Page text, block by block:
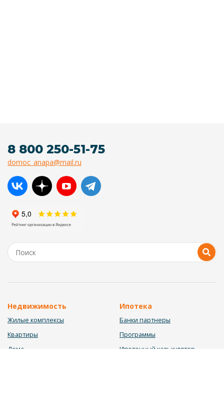
8 800 250-51-75
domoc_anapa@mail.ru
Недвижимость
Жилые комплексы
Квартиры
Дома
Ипотека
Банки партнеры
Программы
Ипотечный калькулятор